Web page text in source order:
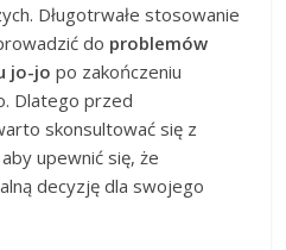
Długotrwałe stosowanie
do problemów
jo-jo po zakończeniu
Dlatego przed
skonsultować się z
upewnić się, że
decyzję dla swojego